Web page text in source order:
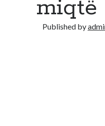
miqtë
Published by